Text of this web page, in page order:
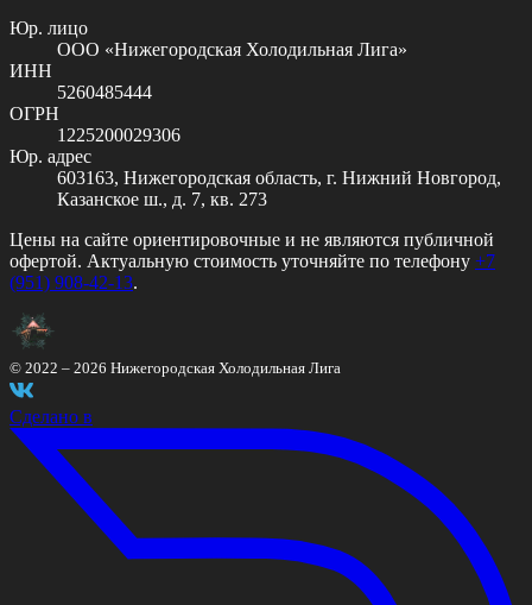
Юр. лицо
ООО «Нижегородская Холодильная Лига»
ИНН
5260485444
ОГРН
1225200029306
Юр. адрес
603163, Нижегородская область, г. Нижний Новгород,
Казанское ш., д. 7, кв. 273
Цены на сайте ориентировочные и не являются публичной
офертой. Актуальную стоимость уточняйте по телефону +7
(951) 908-42-13.
© 2022 – 2026 Нижегородская Холодильная Лига
Сделано в